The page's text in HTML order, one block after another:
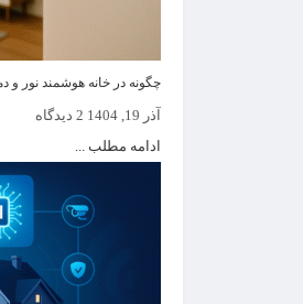
چگونه در خانه هوشمند نور و
آذر 19, 1404
2 دیدگاه
ادامه مطلب ...